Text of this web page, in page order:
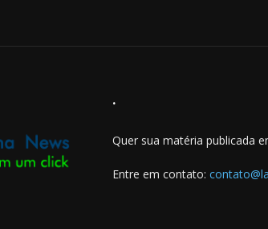
.
Quer sua matéria publicada
Entre em contato: